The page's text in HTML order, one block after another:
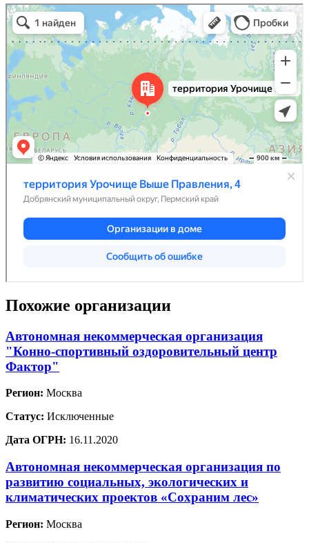
Похожие организации
Автономная некоммерческая организация
"Конно-спортивный оздоровительный центр
Фактор"
Регион: Москва
Статус: Исключенные
Дата ОГРН: 16.11.2020
Автономная некоммерческая организация по
развитию социальных, экологических и
климатических проектов «Сохраним лес»
Регион: Москва